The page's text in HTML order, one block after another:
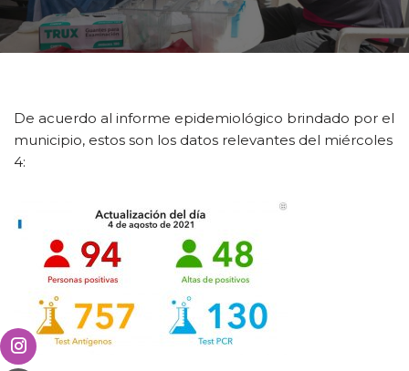
De acuerdo al informe epidemiológico brindado por el
municipio, estos son los datos relevantes del miércoles
4: